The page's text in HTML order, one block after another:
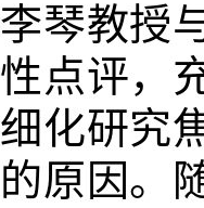
李琴教授
性点评，
细化研究
的原因。